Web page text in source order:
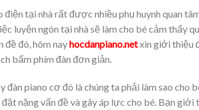
điện tại nhà rất được nhiều phụ huynh quan
luyện ngón tại nhà sẽ làm cho bé cảm thấy
đó, hôm nayhocdanpiano.netxin giới thiệu
bấm phím đàn đơn giản.
đàn piano cơ đó là chúng ta phải làm sao cho
nặng vấn đề và gây áp lực cho bé. Bạn